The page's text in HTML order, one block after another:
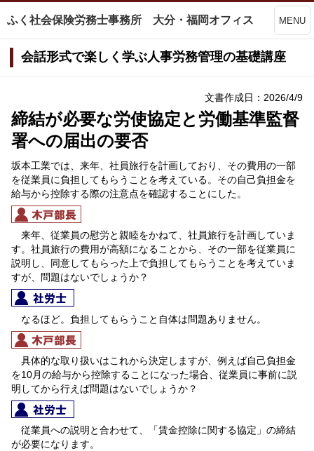
ふく社会保険労務士事務所 大分・福岡オフィス MENU
会話形式で楽しく学ぶ人事労務管理の基礎講座
文書作成日：2026/4/9
締結が必要な労使協定と労働基準監督
署への届出の要否
坂本工業では、来年、社員旅行を計画しており、その費用の一部
を従業員に負担してもらうことを考えている。その自己負担金を
給与から控除する際の注意点を確認することにした。
来年、従業員の慰労と親睦をかねて、社員旅行を計画していま
す。社員旅行の費用が高額になることから、その一部を従業員に
説明し、同意してもらった上で負担してもらうことを考えていま
すが、問題はないでしょうか？
なるほど。負担してもらうこと自体は問題ありません。
具体的な取り扱いはこれから決定しますが、例えば自己負担金
を10月の給与から控除することになった場合、従業員に事前に説
明してから行えば問題はないでしょうか？
従業員への説明と合わせて、「賃金控除に関する協定」の締結
が必要になります。